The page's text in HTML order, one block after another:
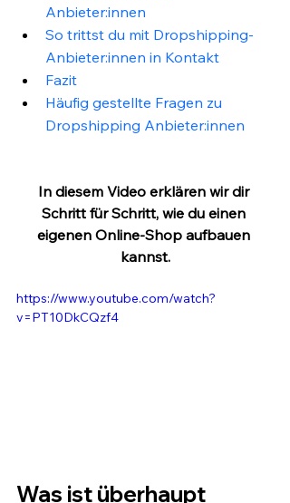
Anbieter:innen
So trittst du mit Dropshipping-
Anbieter:innen in Kontakt
Fazit
Häufig gestellte Fragen zu
Dropshipping Anbieter:innen
In diesem Video erklären wir dir
Schritt für Schritt, wie du einen
eigenen Online-Shop aufbauen
kannst.
https://www.youtube.com/watch?
v=PT10DkCQzf4
Was ist überhaupt